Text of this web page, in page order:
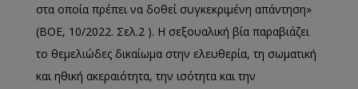
στα οποία πρέπει να δοθεί συγκεκριμένη απάντηση»
(ΒΟΕ, 10/2022. Σελ.2 ). Η σεξουαλική βία παραβιάζει
το θεμελιώδες δικαίωμα στην ελευθερία, τη σωματική
και ηθική ακεραιότητα, την ισότητα και την